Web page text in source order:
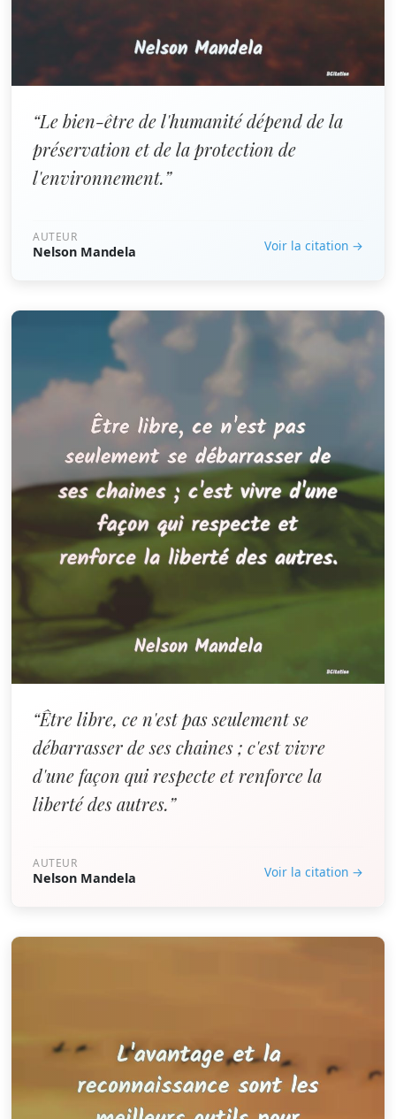
“Le bien-être de l'humanité dépend de la
préservation et de la protection de
l'environnement.”
AUTEUR
Nelson Mandela Voir la citation →
“Être libre, ce n'est pas seulement se
débarrasser de ses chaines ; c'est vivre
d'une façon qui respecte et renforce la
liberté des autres.”
AUTEUR
Nelson Mandela Voir la citation →